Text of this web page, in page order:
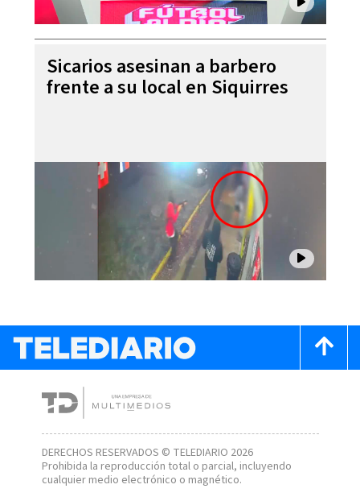
Sicarios asesinan a barbero
frente a su local en Siquirres
DERECHOS RESERVADOS © TELEDIARIO 2026
Prohibida la reproducción total o parcial, incluyendo
cualquier medio electrónico o magnético.